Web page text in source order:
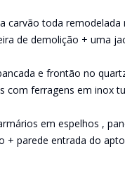
carvão toda
de demolição + uma
e frontão no
com ferragens em inox
em espelhos ,
+ parede entrada do